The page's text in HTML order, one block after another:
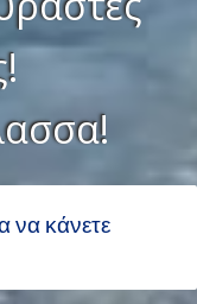
να κάνετε